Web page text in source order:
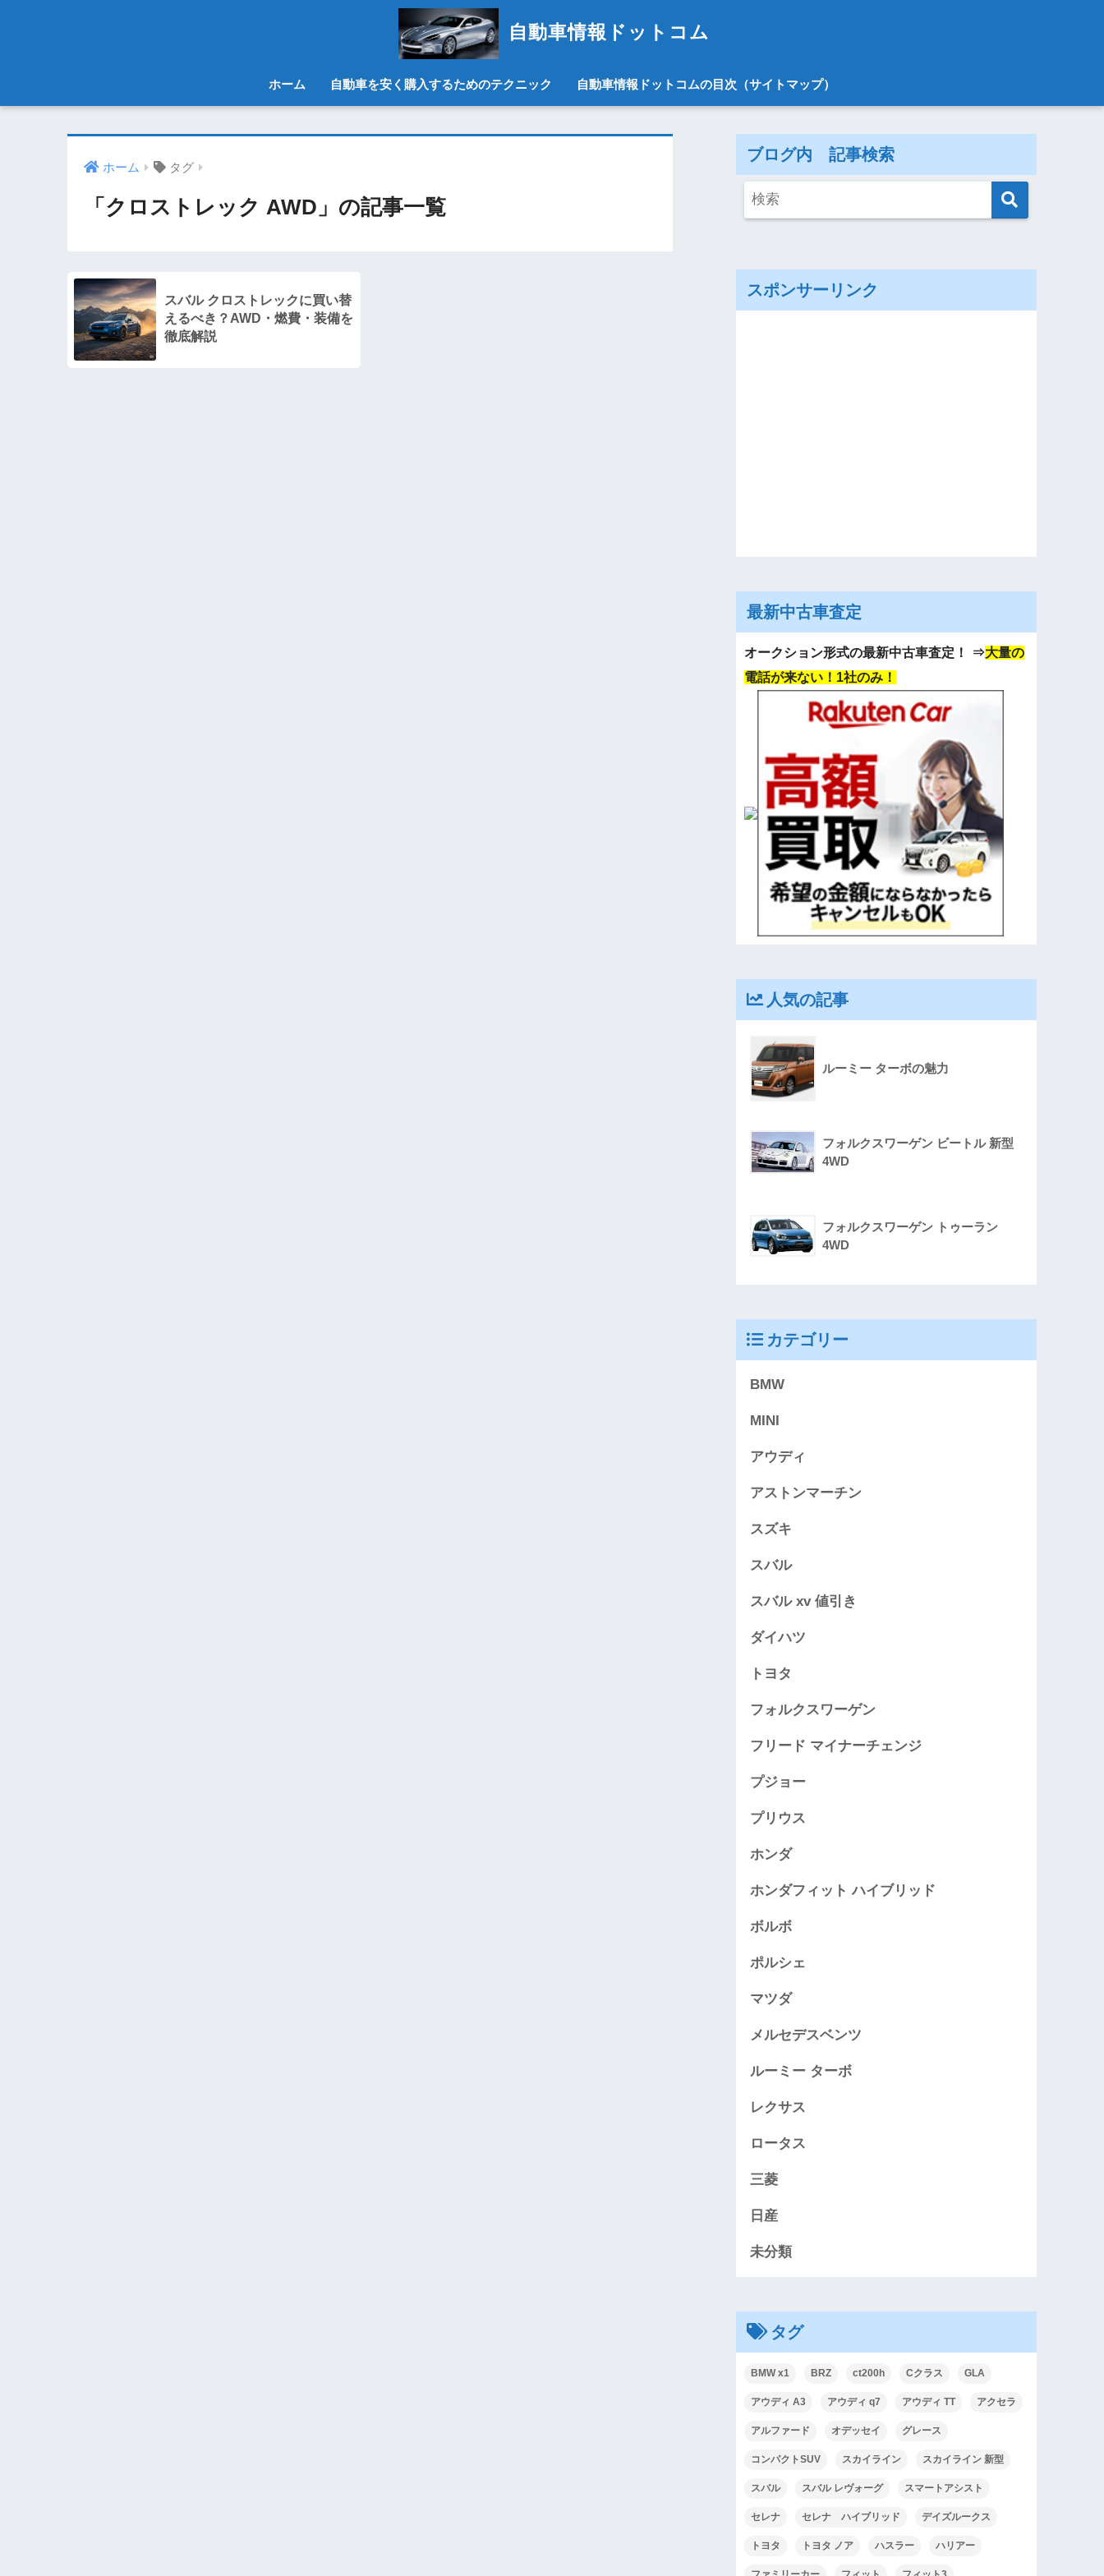
自動車情報ドットコム
ホーム 自動車を安く購入するためのテクニック 自動車情報ドットコムの目次（サイトマップ）
ホーム タグ
「クロストレック AWD」の記事一覧
スバル クロストレックに買い替
えるべき？AWD・燃費・装備を
徹底解説
ブログ内 記事検索
スポンサーリンク
最新中古車査定
オークション形式の最新中古車査定！ ⇒大量の
電話が来ない！1社のみ！
人気の記事
ルーミー ターボの魅力
フォルクスワーゲン ビートル 新型
4WD
フォルクスワーゲン トゥーラン
4WD
カテゴリー
BMW
MINI
アウディ
アストンマーチン
スズキ
スバル
スバル xv 値引き
ダイハツ
トヨタ
フォルクスワーゲン
フリード マイナーチェンジ
プジョー
プリウス
ホンダ
ホンダフィット ハイブリッド
ボルボ
ポルシェ
マツダ
メルセデスベンツ
ルーミー ターボ
レクサス
ロータス
三菱
日産
未分類
タグ
BMW x1 BRZ ct200h Cクラス GLA
アウディ A3 アウディ q7 アウディ TT アクセラ
アルファード オデッセイ グレース
コンパクトSUV スカイライン スカイライン 新型
スバル スバル レヴォーグ スマートアシスト
セレナ セレナ ハイブリッド デイズルークス
トヨタ トヨタ ノア ハスラー ハリアー